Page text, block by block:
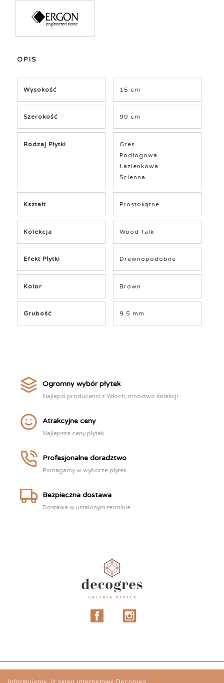
OPIS
Wysokość 15 cm
Szerokość 90 cm
Rodzaj Płytki
Gres
Podłogowa
Łazienkowa
Ścienna
Kształt Prostokątne
Kolekcja Wood Talk
Efekt Płytki Drewnopodobne
Kolor Brown
Grubość 9.5 mm
Ogromny wybór płytek
Najlepsi producenci z Włoch, mnóstwo kolekcji
Atrakcyjne ceny
Najlepsze ceny płytek
Profesjonalne doradztwo
Pomagamy w wyborze płytek
Bezpieczna dostawa
Dostawa w ustalonym terminie
Facebook